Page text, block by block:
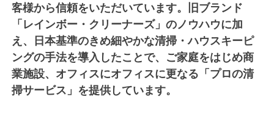
客様から信頼をいただいています。旧ブランド
「レインボー・クリーナーズ」のノウハウに加
え、日本基準のきめ細やかな清掃・ハウスキーピ
ングの手法を導入したことで、ご家庭をはじめ商
業施設、オフィスにオフィスに更なる「プロの清
掃サービス」を提供しています。